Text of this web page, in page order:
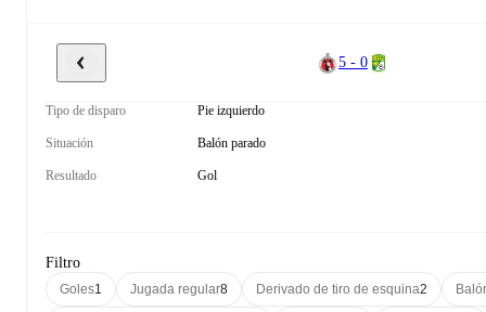
5 - 0
Tipo de disparo Pie izquierdo
Situación Balón parado
Resultado Gol
Filtro
Goles1 Jugada regular8 Derivado de tiro de esquina2